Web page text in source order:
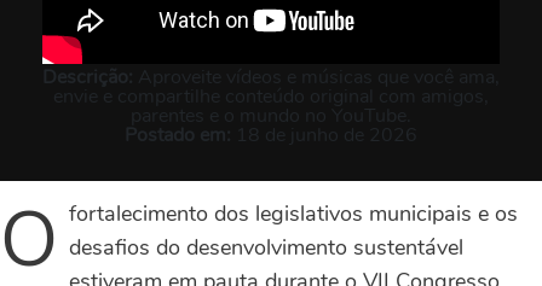
Descrição: Aproveite vídeos e músicas que você ama,
envie e compartilhe conteúdo original com amigos,
parentes e o mundo no YouTube.
Postado em: 18 de junho de 2026
Ofortalecimento dos legislativos municipais e os
desafios do desenvolvimento sustentável